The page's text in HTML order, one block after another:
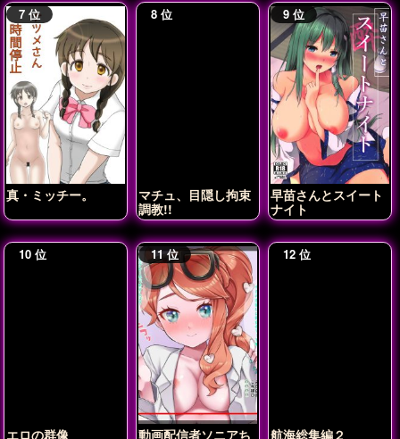
真・ミッチー。
マチュ、目隠し拘束
調教!!
早苗さんとスイート
ナイト
エロの群像
動画配信者ソニアち
航海総集編２